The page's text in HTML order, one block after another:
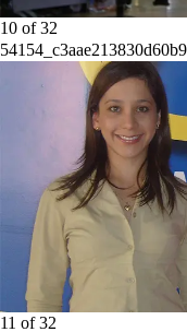
10 of32
11 of32